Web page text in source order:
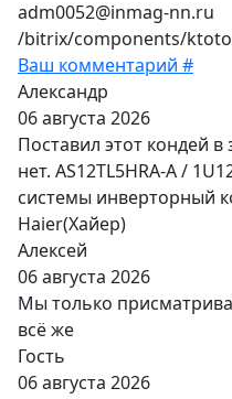
adm0052@inmag-nn.ru
/bitrix/components/
Ваш комментарий #
Александр
06 августа 2026
Поставил этот кондей
нет. AS12TL5HRA-A /
системы инверторный
Haier(Хайер)
Алексей
06 августа 2026
Мы только
всё же
Гость
06 августа 2026